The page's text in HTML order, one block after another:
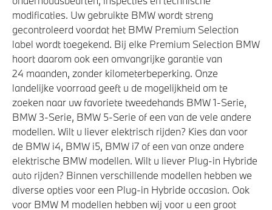
modificaties. Uw gebruikte BMW wordt streng
gecontroleerd voordat het BMW Premium Selection
label wordt toegekend. Bij elke Premium Selection BMW
hoort daarom ook een omvangrijke garantie van
24 maanden, zonder kilometerbeperking. Onze
landelijke voorraad geeft u de mogelijkheid om te
zoeken naar uw favoriete tweedehands BMW 1-Serie,
BMW 3-Serie, BMW 5-Serie of een van de vele andere
modellen. Wilt u liever elektrisch rijden? Kies dan voor
de BMW i4, BMW i5, BMW i7 of een van onze andere
elektrische BMW modellen. Wilt u liever Plug-in Hybride
auto rijden? Binnen verschillende modellen hebben we
diverse opties voor een Plug-in Hybride occasion. Ook
voor BMW M modellen hebben wij voor u een groot